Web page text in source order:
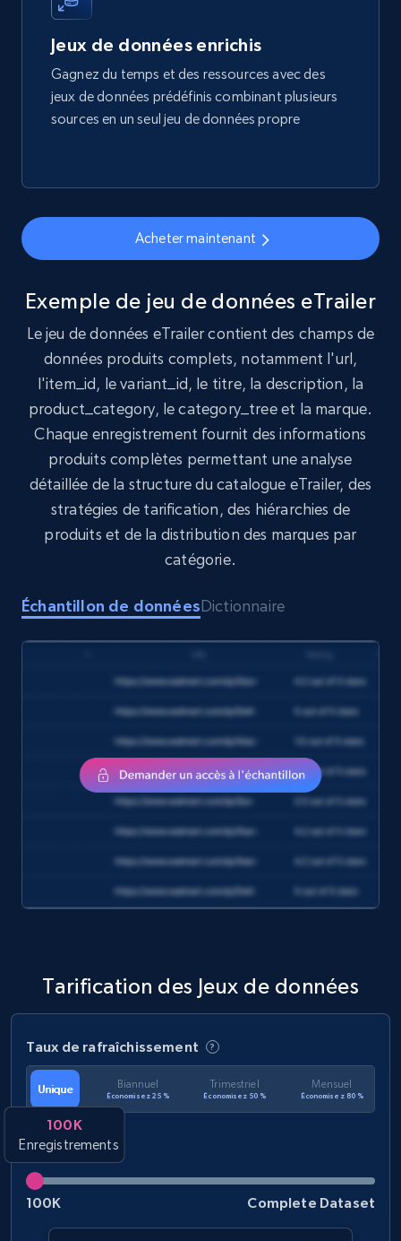
1.7K+
Amazon products search
1.6K+ 181+ Buy Now
Target
URL, Product id, Title, Product description,
Rating, Reviews count, Initial price, Discount,
and more.
eCommerce
1.3K+
Amazon Walmart
amazon, Currency amazon, Availability amazon,
eCommerce
132+ Buy Now
Zara - Products
Category id, Product id, Product name, Price,
Best Buy products
URL, Product id, Title, Images, Final price,
Currency, Discount, Initial price, and more.
Jeux de données enrichis
Gagnez du temps et des ressources avec des
jeux de données prédéfinis combinant plusieurs
sources en un seul jeu de données propre
Acheter maintenant
Exemple de jeu de données eTrailer
Le jeu de données eTrailer contient des champs de
données produits complets, notamment l'url,
l'item_id, le variant_id, le titre, la description, la
product_category, le category_tree et la marque.
Chaque enregistrement fournit des informations
produits complètes permettant une analyse
détaillée de la structure du catalogue eTrailer, des
stratégies de tarification, des hiérarchies de
produits et de la distribution des marques par
catégorie.
Échantillon de donnéesDictionnaire
Tarification des Jeux de données
Taux de rafraîchissement
Unique Biannuel
Économisez 25 %
Trimestriel
Économisez 50 %
Mensuel
Économisez 80 %
100K
Enregistrements
100K Complete Dataset